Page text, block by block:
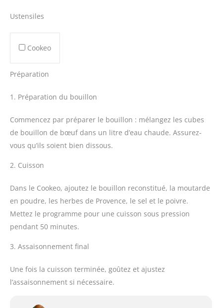
Ustensiles
Cookeo
Préparation
1. Préparation du bouillon
Commencez par préparer le bouillon : mélangez les cubes
de bouillon de bœuf dans un litre d’eau chaude. Assurez-
vous qu’ils soient bien dissous.
2. Cuisson
Dans le Cookeo, ajoutez le bouillon reconstitué, la moutarde
en poudre, les herbes de Provence, le sel et le poivre.
Mettez le programme pour une cuisson sous pression
pendant 50 minutes.
3. Assaisonnement final
Une fois la cuisson terminée, goûtez et ajustez
l’assaisonnement si nécessaire.